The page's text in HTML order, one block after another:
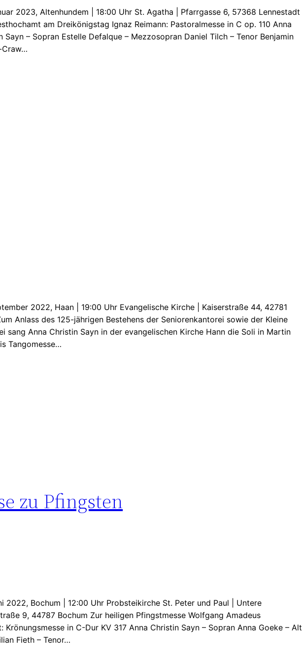
2023, Altenhundem | 18:00 Uhr St. Agatha | Pfarrgasse 6, 57368 Lennestadt
am Dreikönigstag Ignaz Reimann: Pastoralmesse in C op. 110 Anna
Sayn – Sopran Estelle Defalque – Mezzosopran Daniel Tilch – Tenor Benjamin
Craw…
2022, Haan | 19:00 Uhr Evangelische Kirche | Kaiserstraße 44, 42781
Anlass des 125-jährigen Bestehens der Seniorenkantorei sowie der Kleine
sang Anna Christin Sayn in der evangelischen Kirche Hann die Soli in Martin
Tangomesse…
zu Pfingsten
2022, Bochum | 12:00 Uhr Probsteikirche St. Peter und Paul | Untere
9, 44787 Bochum Zur heiligen Pfingstmesse Wolfgang Amadeus
Krönungsmesse in C-Dur KV 317 Anna Christin Sayn – Sopran Anna Goeke – Alt
Fieth – Tenor…